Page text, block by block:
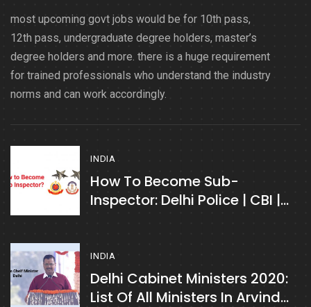
most upcoming govt jobs would be for 10th pass,
12th pass, undergraduate degree holders, master’s
degree holders and more. there is a huge requirement
for trained professionals who understand the industry
norms and can work accordingly.
INDIA
How To Become Sub-
Inspector: Delhi Police | CBI |
INDIA
Delhi Cabinet Ministers 2020:
List Of All Ministers In Arvind